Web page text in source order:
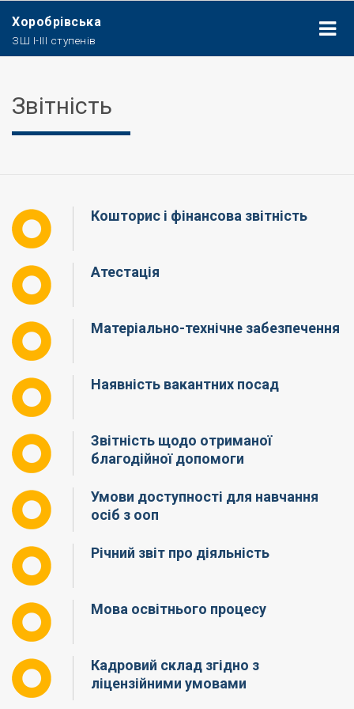
Хоробрівська
ЗШ І-ІІІ ступенів
Звітність
Кошторис і фінансова звітність
Атестація
Матеріально-технічне забезпечення
Наявність вакантних посад
Звітність щодо отриманої
благодійної допомоги
Умови доступності для навчання
осіб з ооп
Річний звіт про діяльність
Мова освітнього процесу
Кадровий склад згідно з
ліцензійними умовами